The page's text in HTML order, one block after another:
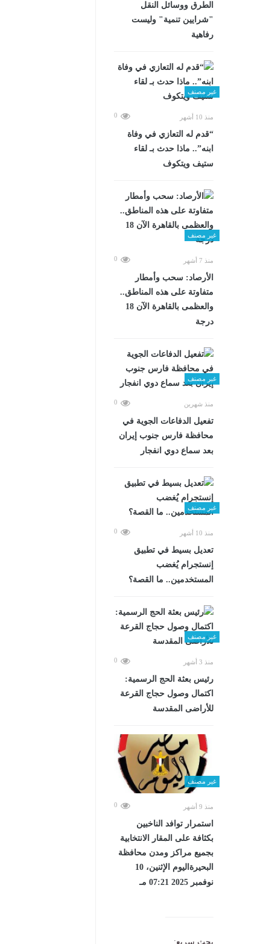
الطرق ووسائل النقل
"شرايين تنمية" وليست
رفاهية
غير مصنف
منذ 10 أشهر 0
“قدم له التعازي في وفاة
ابنه”.. ماذا حدث بـ لقاء
ستيف ويتكوف
غير مصنف
منذ 7 أشهر 0
الأرصاد: سحب وأمطار
متفاوتة على هذه المناطق..
والعظمى بالقاهرة الآن 18
درجة
غير مصنف
منذ شهرين 0
تفعيل الدفاعات الجوية في
محافظة فارس جنوب إيران
بعد سماع دوي انفجار
غير مصنف
منذ 10 أشهر 0
تعديل بسيط في تطبيق
إنستجرام يُغضب
المستخدمين.. ما القصة؟
غير مصنف
منذ 3 أشهر 0
رئيس بعثة الحج الرسمية:
اكتمال وصول حجاج القرعة
للأراضى المقدسة
غير مصنف
منذ 9 أشهر 0
استمرار توافد الناخبين
بكثافة على المقار الانتخابية
بجميع مراكز ومدن محافظة
البحيرةاليوم الإثنين، 10
نوفمبر 2025 07:21 مـ
بحث سريع: